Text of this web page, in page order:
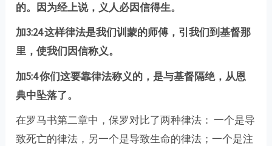
的。因为经上说，义人必因信得生。
加3:24 这样律法是我们训蒙的师傅，引我们到基督那
里，使我们因信称义。
加5:4 你们这要靠律法称义的，是与基督隔绝，从恩
典中坠落了。
在罗马书第二章中，保罗对比了两种律法： 一个是导
致死亡的律法，另一个是导致生命的律法；一个是注